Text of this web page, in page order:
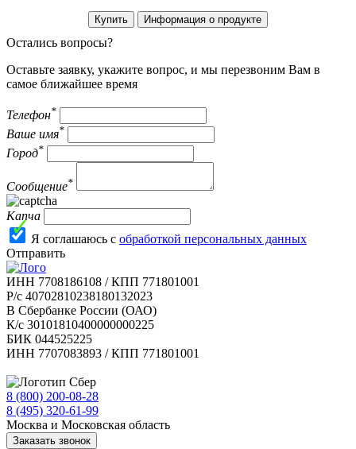
Купить Информация о продукте
Остались вопросы?
Оставьте заявку, укажите вопрос, и мы перезвоним Вам в
самое ближайшее время
Телефон*
Ваше имя*
Город*
Сообщение*
Капча
Я соглашаюсь с обработкой персональных данных
Отправить
ИНН 7708186108 / КПП 771801001
Р/с 40702810238180132023
В Сбербанке России (ОАО)
К/с 30101810400000000225
БИК 044525225
ИНН 7707083893 / КПП 771801001
8 (800) 200-08-28
8 (495) 320-61-99
Москва и Московская область
Заказать звонок